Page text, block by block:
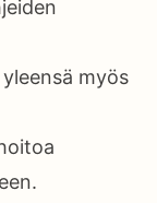
myös